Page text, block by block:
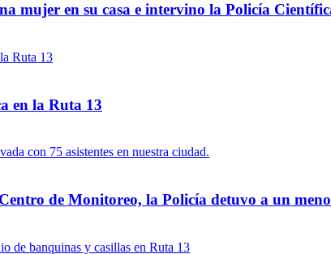
mujer en su casa e intervino la Policía
en la Ruta 13
de Monitoreo, la Policía detuvo a un